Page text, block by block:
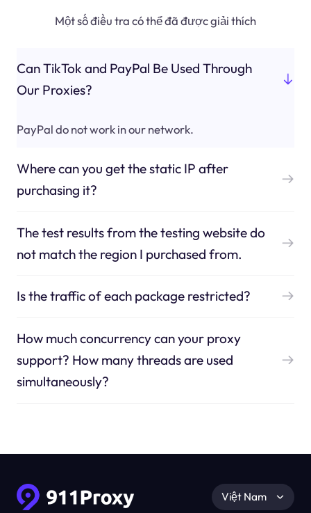
Một số điều tra có thể đã được giải thích
Can TikTok and PayPal Be Used Through
Our Proxies?
PayPal do not work in our network.
Where can you get the static IP after
purchasing it?
The test results from the testing website do
not match the region I purchased from.
Is the traffic of each package restricted?
How much concurrency can your proxy
support? How many threads are used
simultaneously?
Việt Nam